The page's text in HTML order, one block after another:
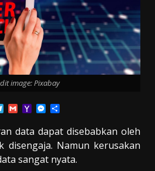
image: Pixabay
Telegram
GmailYahooMessenger
data dapat disebabkan oleh
disengaja. Namun kerusakan
sangat nyata.